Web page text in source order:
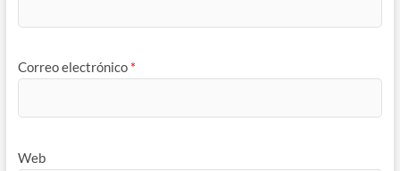
Correo electrónico *
Web